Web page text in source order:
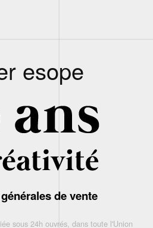
esope
de vente
sous 24h ouvrés, dans toute l'Union